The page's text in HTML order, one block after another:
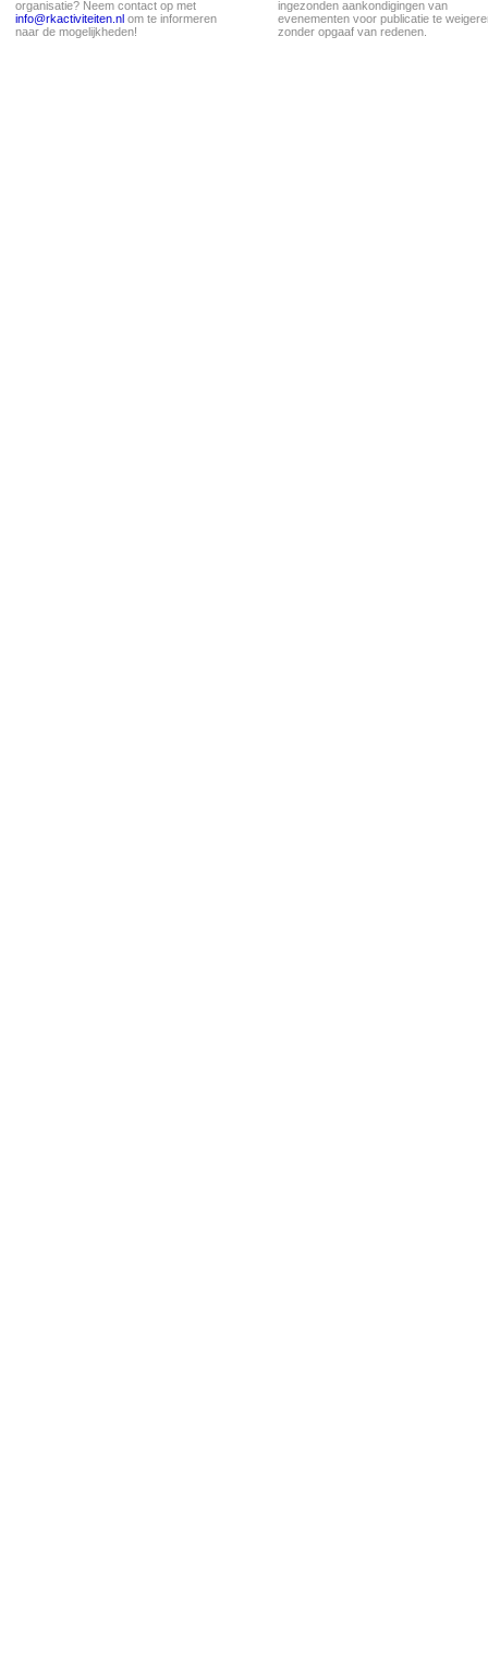
organisatie? Neem contact op met
info@rkactiviteiten.nl om te informeren
naar de mogelijkheden!
ingezonden aankondigingen van
evenementen voor publicatie te
zonder opgaaf van redenen.